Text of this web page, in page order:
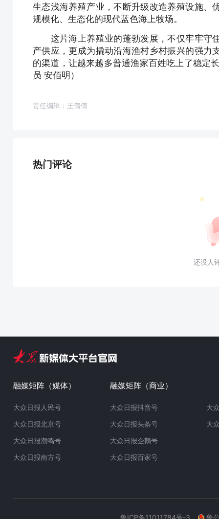
生态浅海养殖产业，不断升级改造养殖设施、
规模化、生态化的现代蓝色海上牧场。
这片海上养殖业的蓬勃发展，不仅牢牢守
产供应，更成为撬动沿海渔村乡村振兴的强力
的渠道，让越来越多普通渔家百姓吃上了稳定
员 安佰明）
责任编辑：王倩倩
热门评论
还没人
融媒矩阵（媒体）
大众日报人民号
大众日报北京号
大众日报潮鸣号
大众日报南方号
融媒矩阵（商业）
大众日报抖音号
大众日报头条号
大众日报企鹅号
大众日报百家号
大
大